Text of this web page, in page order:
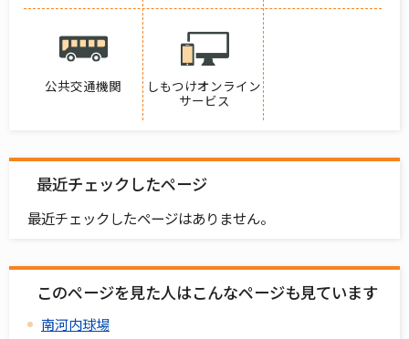
公共交通機関
しもつけオンライン
サービス
最近チェックしたページ
最近チェックしたページはありません。
このページを見た人はこんなページも見ています
南河内球場